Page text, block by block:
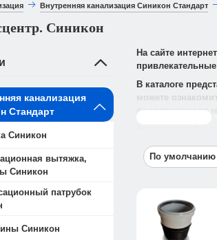
Внутренняя канализация Синикон Стандарт
Синикон
На сайте
В каталоге
можете
понравившиеся
Для того чтобы
По умолчанию
канализация
Стандарт
Синикон
вытяжка,
Синикон
патрубок
Синикон